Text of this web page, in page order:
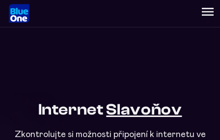
menu
InternetSlavoňov
Zkontrolujte si možnosti připojení k internetu ve